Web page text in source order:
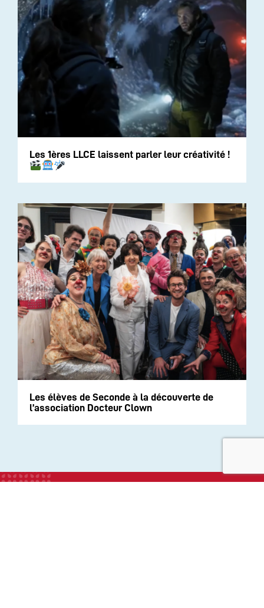
Les 1ères LLCE laissent parler leur créativité !
Les élèves de Seconde à la découverte de
l’association Docteur Clown